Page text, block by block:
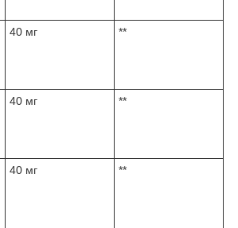
40 мг **
40 мг **
40 мг **